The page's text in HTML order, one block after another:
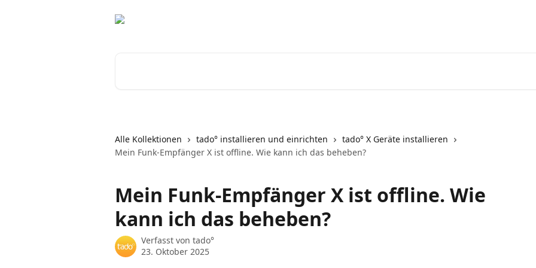
Alle Kollektionen tado° installieren und einrichten
tado° X Geräte installieren
Mein Funk-Empfänger X ist offline. Wie kann ich das beheben?
Mein Funk-Empfänger X ist offline. Wie
kann ich das beheben?
Verfasst von tado°
23. Oktober 2025